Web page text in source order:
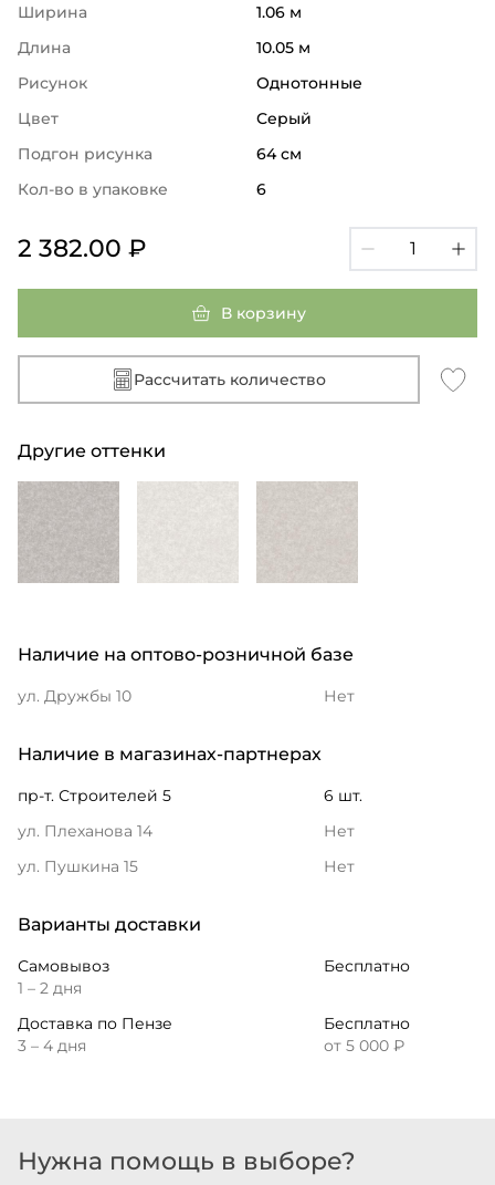
Ширина
1.06 м
Длина
10.05 м
Рисунок
Однотонные
Цвет
Серый
Подгон рисунка
64 см
Кол-во в упаковке
6
2 382.00 ₽
В корзину
Рассчитать количество
Другие оттенки
Наличие на оптово-розничной базе
ул. Дружбы 10 Нет
Наличие в магазинах-партнерах
пр-т. Строителей 5
6 шт.
ул. Плеханова 14
Нет
ул. Пушкина 15
Нет
Варианты доставки
Самовывоз
1 – 2 дня
Бесплатно
Доставка по Пензе
3 – 4 дня
Бесплатно
от 5 000 ₽
Нужна помощь в выборе?